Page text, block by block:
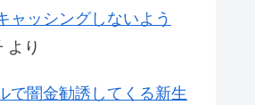
ャッシングしないよう
より
で闇金勧誘してくる新生